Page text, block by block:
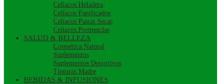
Celíacos Heladera
Celíacos Panificados
Celíacos Pastas Secas
Celíacos Premezclas
SALUD & BELLEZA
Cosmética Natural
Suplementos
Suplementos Deportivos
Tinturas Madre
BEBIDAS & INFUSIONES